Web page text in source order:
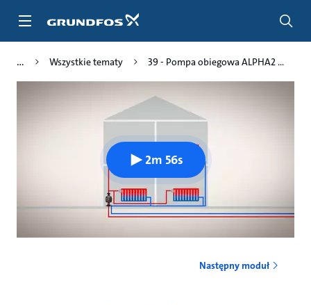
Wszystkie tematy 39 - Pompa obiegowa ALPHA2 ...
2m 56s
Następny moduł